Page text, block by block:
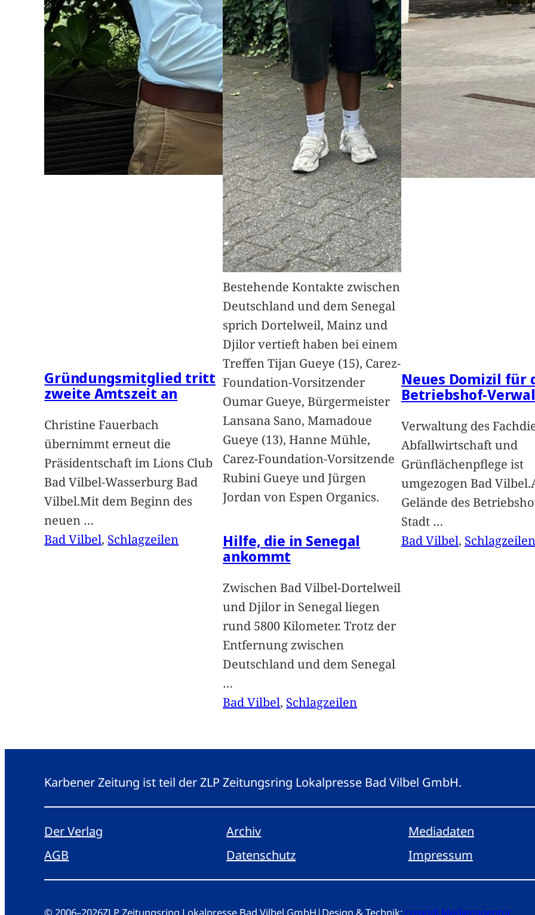
Gründungsmitglied tritt
zweite Amtszeit an
Christine Fauerbach
übernimmt erneut die
Präsidentschaft im Lions Club
Bad Vilbel-Wasserburg Bad
Vilbel.Mit dem Beginn des
neuen …
Bad Vilbel, Schlagzeilen
Bestehende Kontakte zwischen
Deutschland und dem Senegal
sprich Dortelweil, Mainz und
Djilor vertieft haben bei einem
Treffen Tijan Gueye (15), Carez-
Foundation-Vorsitzender
Oumar Gueye, Bürgermeister
Lansana Sano, Mamadoue
Gueye (13), Hanne Mühle,
Carez-Foundation-Vorsitzende
Rubini Gueye und Jürgen
Jordan von Espen Organics.
Hilfe, die in Senegal
ankommt
Zwischen Bad Vilbel-Dortelweil
und Djilor in Senegal liegen
rund 5800 Kilometer. Trotz der
Entfernung zwischen
Deutschland und dem Senegal
…
Bad Vilbel, Schlagzeilen
Neues Domizil für
Betriebshof-
Verwaltung des
Abfallwirtschaft und
Grünflächenpflege ist
umgezogen Bad
Gelände des
Stadt …
Bad Vilbel, Schlagzeilen
Karbener Zeitung ist teil der ZLP Zeitungsring Lokalpresse Bad Vilbel GmbH.
Der Verlag Archiv
Mediadaten
AGB
Datenschutz Impressum
© 2006–2026ZLP Zeitungsring Lokalpresse Bad Vilbel GmbH |Design & Technik: creandi Medienagentur